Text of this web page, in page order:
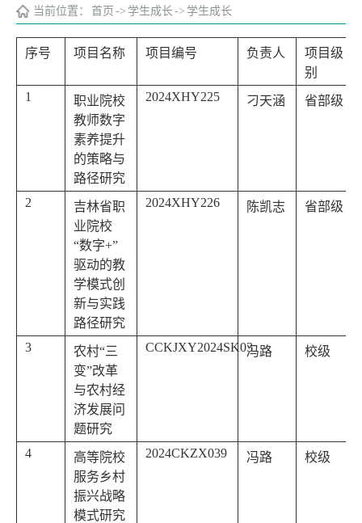
当前位置： 首页 -> 学生成长-> 学生成长
序号 项目名称 项目编号 负责人
项目级
别
1
职业院校
教师数字
素养提升
的策略与
路径研究
2024XHY225 刁天涵 省部级
2
吉林省职
业院校
“数字+”
驱动的教
学模式创
新与实践
路径研究
2024XHY226 陈凯志 省部级
3
农村“三
变”改革
与农村经
济发展问
题研究
CCKJXY2024SK03冯路 校级
4
高等院校
服务乡村
振兴战略
模式研究
2024CKZX039 冯路 校级